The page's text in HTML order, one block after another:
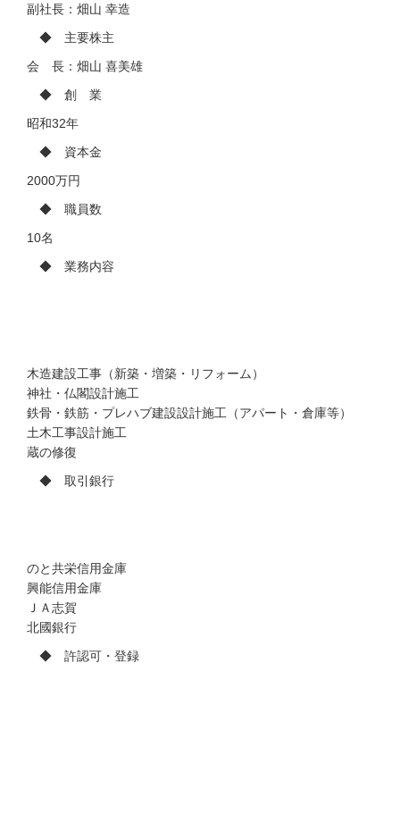
副社長：畑山 幸造
◆ 主要株主
会 長：畑山 喜美雄
◆ 創 業
昭和32年
◆ 資本金
2000万円
◆ 職員数
10名
◆ 業務内容
木造建設工事（新築・増築・リフォーム）
神社・仏閣設計施工
鉄骨・鉄筋・プレハブ建設設計施工（アパート・倉庫等）
土木工事設計施工
蔵の修復
◆ 取引銀行
のと共栄信用金庫
興能信用金庫
ＪＡ志賀
北國銀行
◆ 許認可・登録